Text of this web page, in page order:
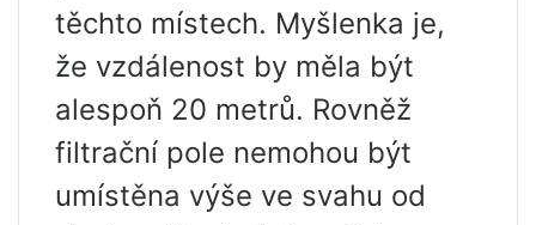
těchto místech. Myšlenka je,
že vzdálenost by měla být
alespoň 20 metrů. Rovněž
filtrační pole nemohou být
umístěna výše ve svahu od